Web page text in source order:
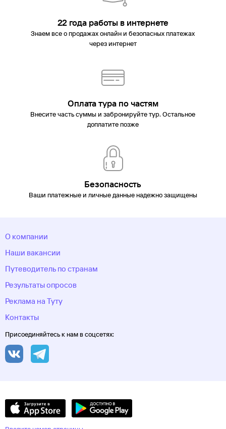
22 года работы в интернете
Знаем все о продажах онлайн и безопасных платежах
через интернет
Оплата тура по частям
Внесите часть суммы и забронируйте тур. Остальное
доплатите позже
Безопасность
Ваши платежные и личные данные надежно защищены
О компании
Наши вакансии
Путеводитель по странам
Результаты опросов
Реклама на Туту
Контакты
Присоединяйтесь к нам в соцсетях: